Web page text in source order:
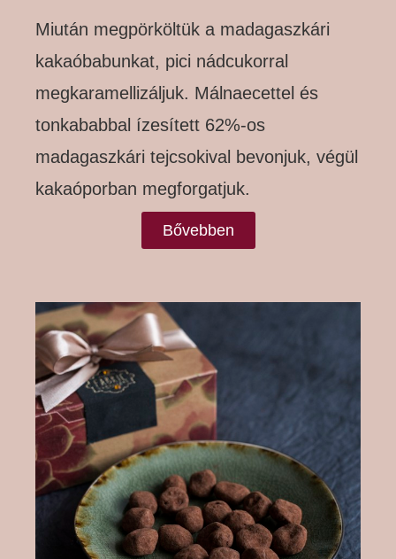
Miután megpörköltük a madagaszkári
kakaóbabunkat, pici nádcukorral
megkaramellizáljuk. Málnaecettel és
tonkababbal ízesített 62%-os
madagaszkári tejcsokival bevonjuk, végül
kakaóporban megforgatjuk.
Bővebben